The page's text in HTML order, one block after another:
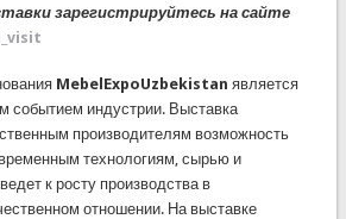
зарегистрируйтесь на сайте
MebelExpoUzbekistan является
событием индустрии. Выставка
производителям возможность
технологиям, сырью и
к росту производства в
отношении. На выставке